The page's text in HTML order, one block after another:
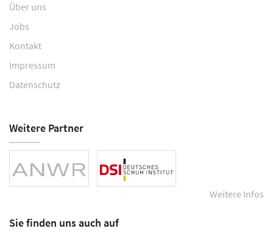
Über uns
Jobs
Kontakt
Impressum
Datenschutz
Weitere Partner
Weitere Infos
Sie finden uns auch auf